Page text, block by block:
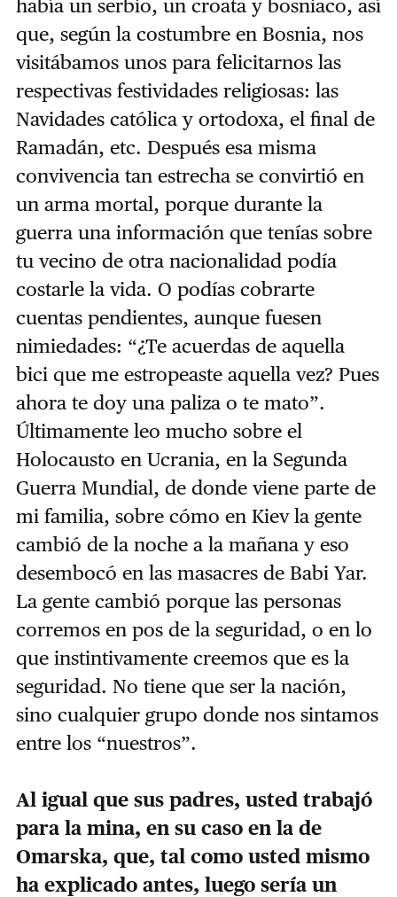
había un serbio, un croata y bosniaco, así
que, según la costumbre en Bosnia, nos
visitábamos unos para felicitarnos las
respectivas festividades religiosas: las
Navidades católica y ortodoxa, el final de
Ramadán, etc. Después esa misma
convivencia tan estrecha se convirtió en
un arma mortal, porque durante la
guerra una información que tenías sobre
tu vecino de otra nacionalidad podía
costarle la vida. O podías cobrarte
cuentas pendientes, aunque fuesen
nimiedades: “¿Te acuerdas de aquella
bici que me estropeaste aquella vez? Pues
ahora te doy una paliza o te mato”.
Últimamente leo mucho sobre el
Holocausto en Ucrania, en la Segunda
Guerra Mundial, de donde viene parte de
mi familia, sobre cómo en Kiev la gente
cambió de la noche a la mañana y eso
desembocó en las masacres de Babi Yar.
La gente cambió porque las personas
corremos en pos de la seguridad, o en lo
que instintivamente creemos que es la
seguridad. No tiene que ser la nación,
sino cualquier grupo donde nos sintamos
entre los “nuestros”.
Al igual que sus padres, usted trabajó
para la mina, en su caso en la de
Omarska, que, tal como usted mismo
ha explicado antes, luego sería un